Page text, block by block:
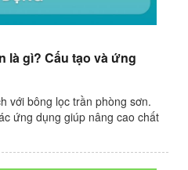
là gì? Cấu tạo và ứng
với bông lọc trần phòng sơn.
ứng dụng giúp nâng cao chất